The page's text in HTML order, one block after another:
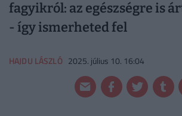
fagyikról: az egészségre is
- így ismerheted fel
HAJDU LÁSZLÓ 2025. július 10. 16:04